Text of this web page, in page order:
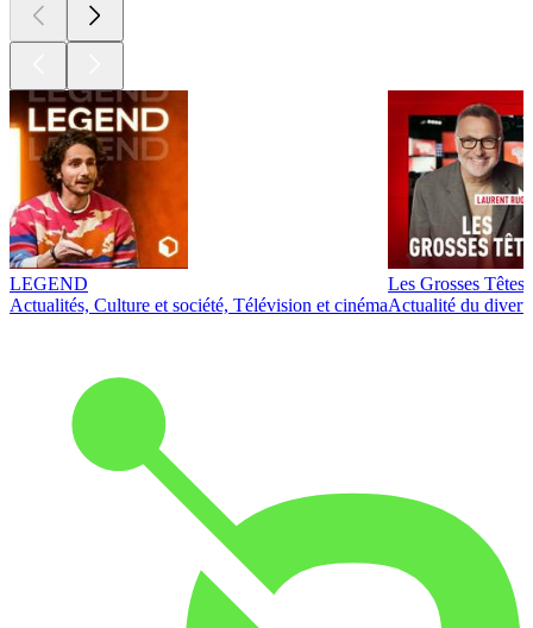
LEGEND
Actualités, Culture et société, Télévision et cinéma
Les Grosses Têtes
Actualité du